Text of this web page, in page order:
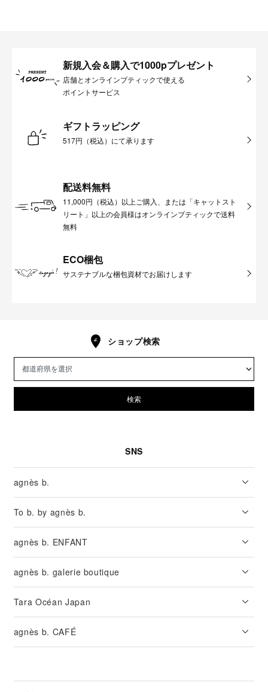
新規入会＆購入で1000pプレゼント
店舗とオンラインブティックで使える
ポイントサービス
ギフトラッピング
517円（税込）にて承ります
配送料無料
11,000円（税込）以上ご購入、または「キャットスト
リート」以上の会員様はオンラインブティックで送料
無料
ECO梱包
サステナブルな梱包資材でお届けします
ショップ検索
検索
SNS
agnès b.
To b. by agnès b.
agnès b. ENFANT
agnès b. galerie boutique
Tara Océan Japan
agnès b. CAFÉ